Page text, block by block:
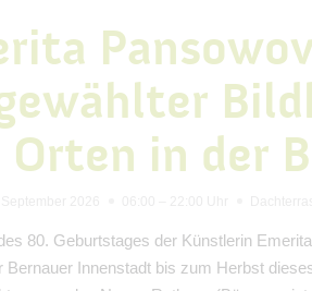
Auslegungen
"Mein Bernau"
Stark
& Stadtsanierung
Tourismus
Orten in der
80. Geburtstages der Künstlerin
Bernauer Innenstadt bis zum Herbst